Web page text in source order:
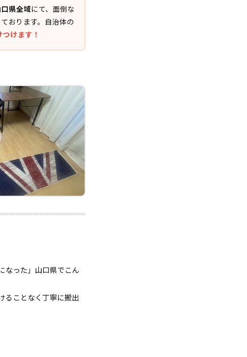
口県全域にて、面倒な
おります。自治体の
けます！
なった」山口県でこん
ることなく丁寧に搬出